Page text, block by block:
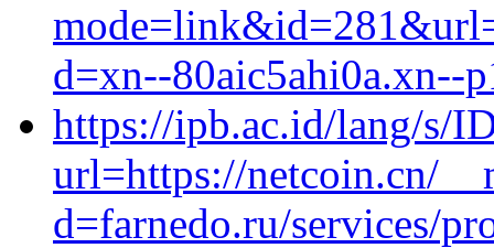
d=xn--80aic5ahi0a.xn--
https://ipb.ac.id/lang/s/
url=https://netcoin.cn/
d=farnedo.ru/services/